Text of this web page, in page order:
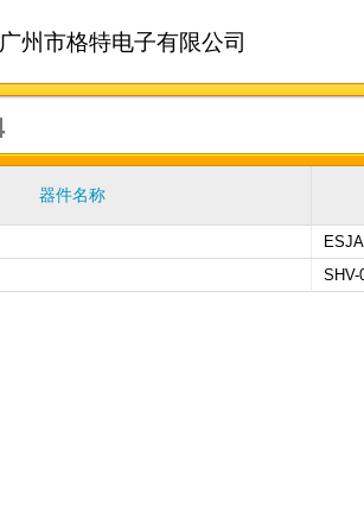
广州市格特电子有限公司
器件名称
SHV-